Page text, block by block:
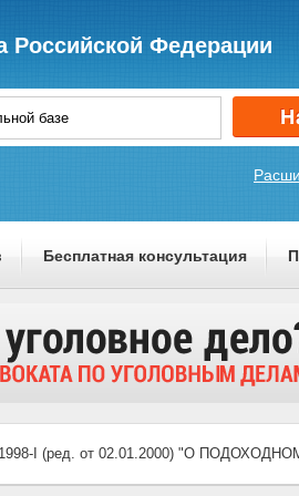
Российской Федерации
Бесплатная консультация
I (ред. от 02.01.2000) "О